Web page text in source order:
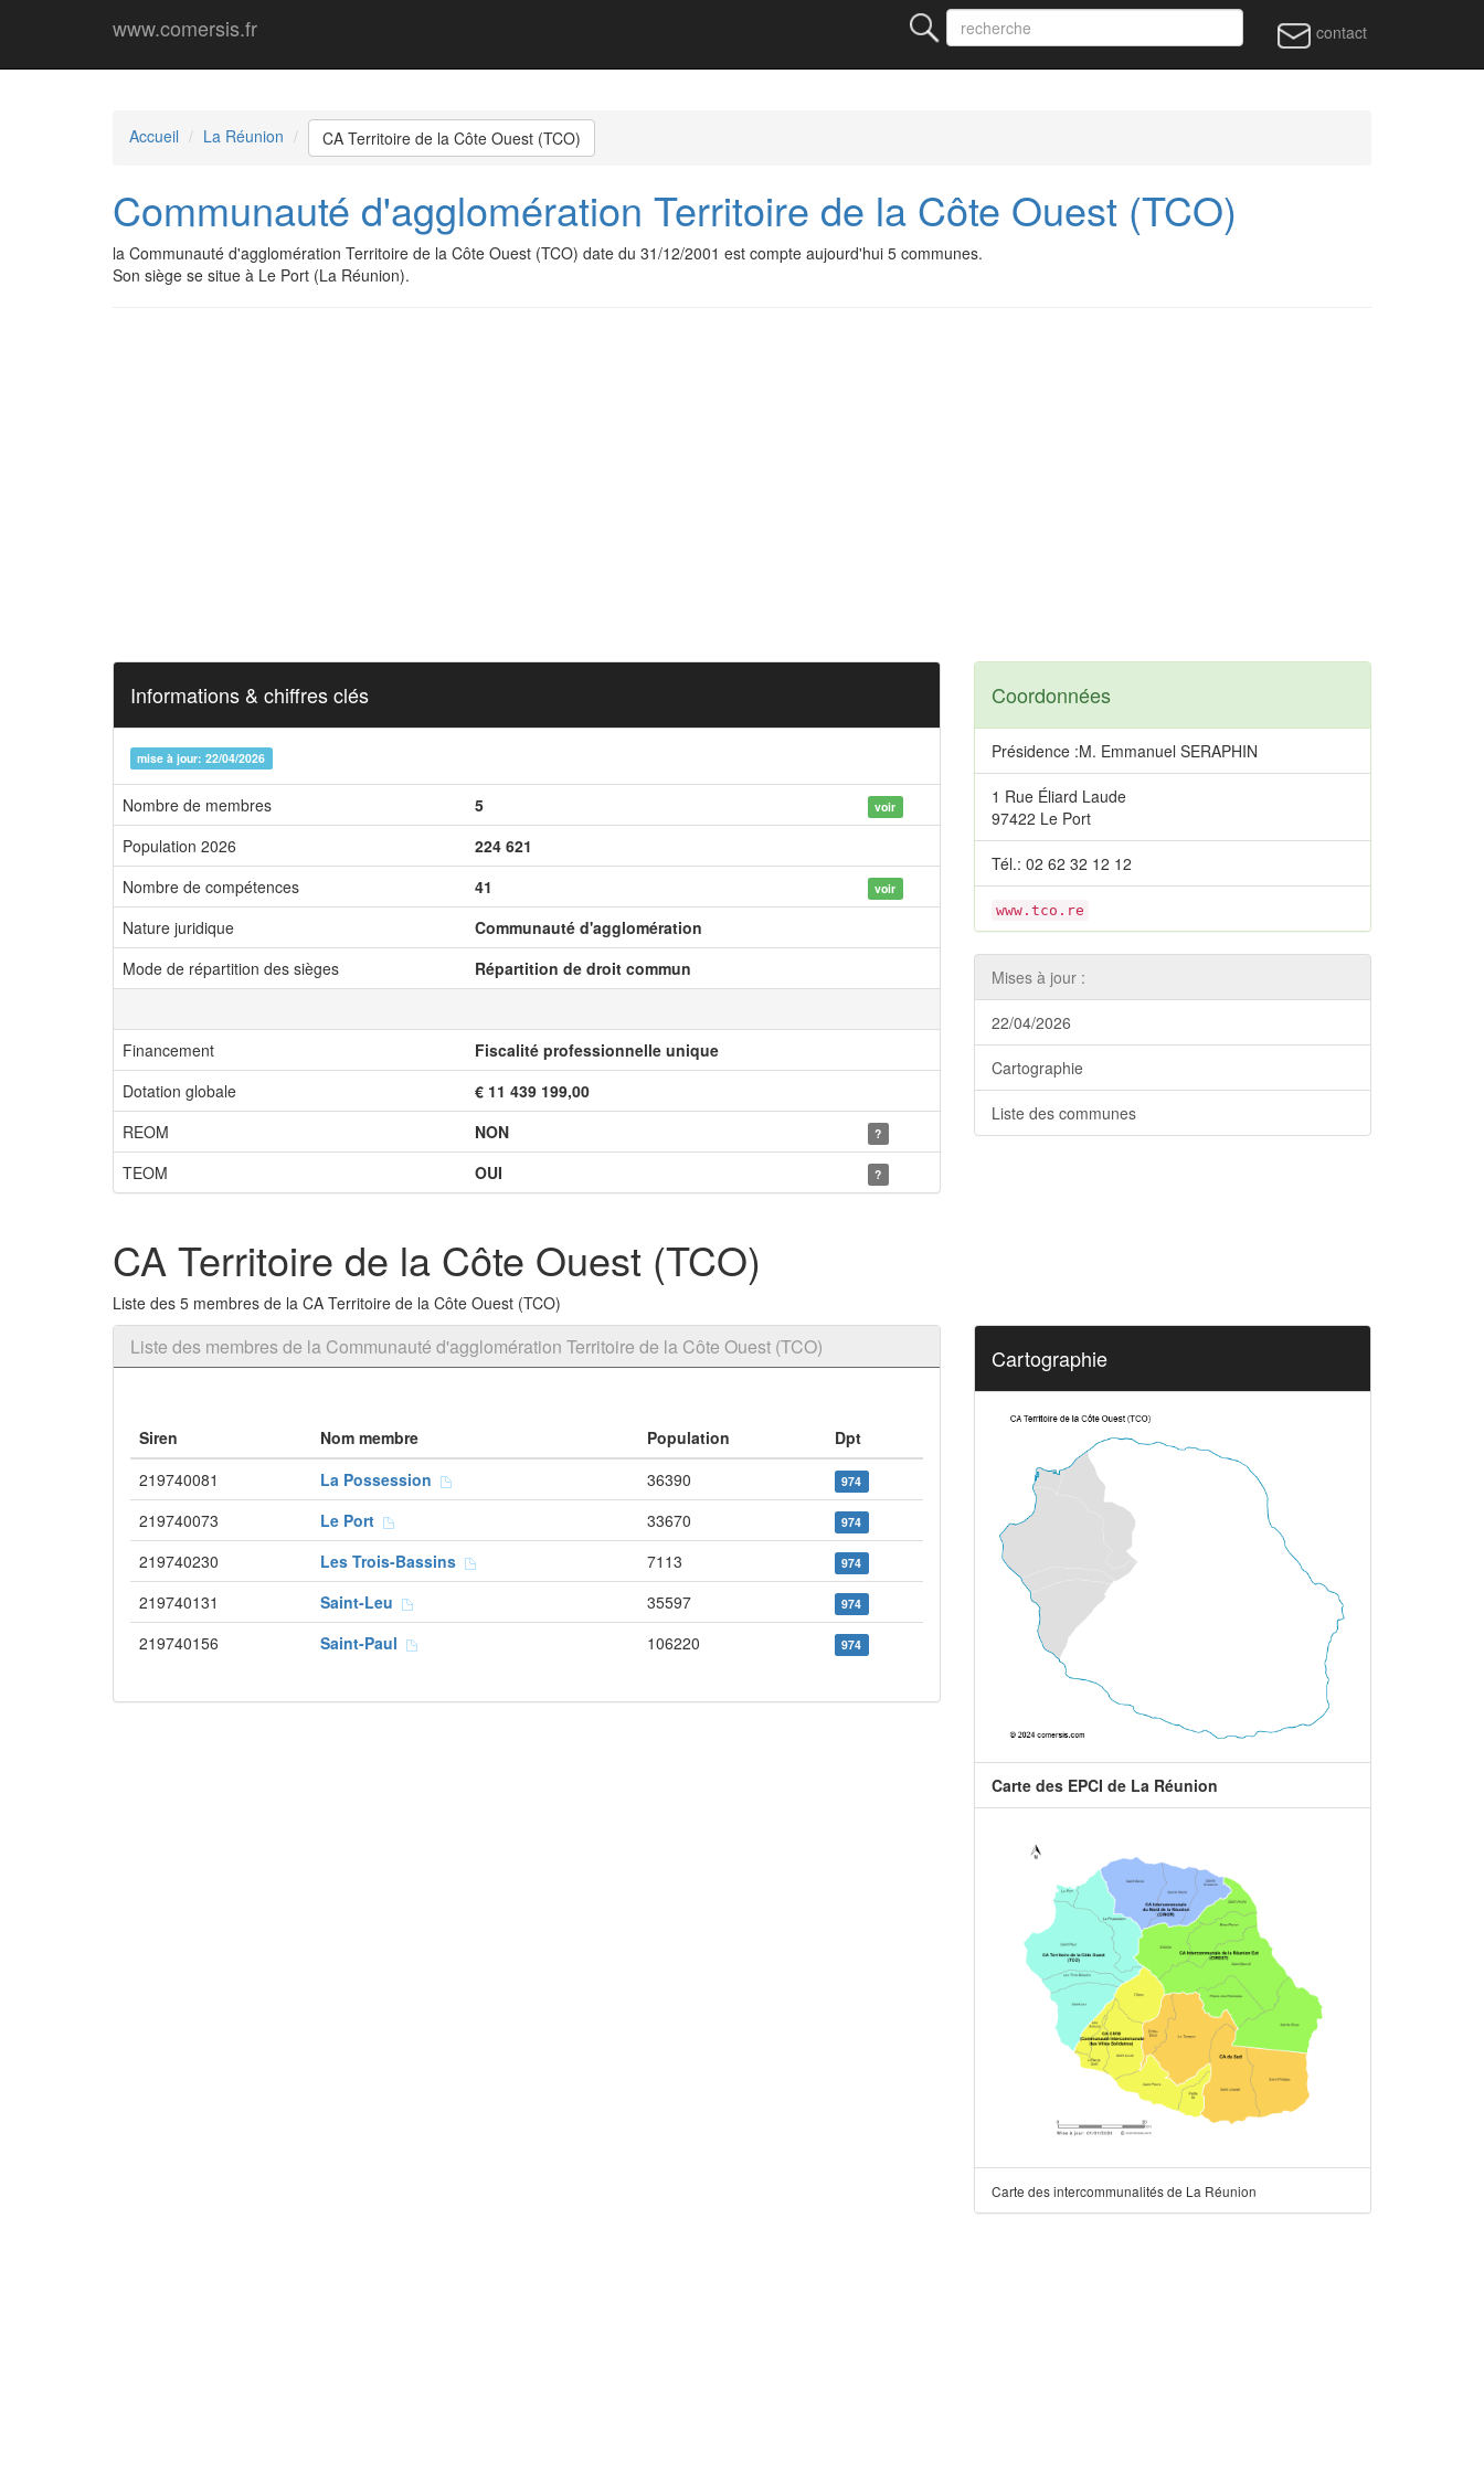
www.comersis.fr contact
Accueil La Réunion CA Territoire de la Côte Ouest (TCO)
Communauté d'agglomération Territoire de la Côte Ouest (TCO)
la Communauté d'agglomération Territoire de la Côte Ouest (TCO) date du 31/12/2001 est compte aujourd'hui 5 communes.
Son siège se situe à Le Port (La Réunion).
Informations & chiffres clés
mise à jour: 22/04/2026
Nombre de membres 5 voir
Population 2026
224 621
Nombre de compétences
41 voir
Nature juridique
Communauté d'agglomération
Mode de répartition des sièges
Répartition de droit commun
Financement
Fiscalité professionnelle unique
Dotation globale
€ 11 439 199,00
REOM
NON ?
TEOM OUI ?
Coordonnées
Présidence :M. Emmanuel SERAPHIN
1 Rue Éliard Laude
97422 Le Port
Tél.: 02 62 32 12 12
www.tco.re
Mises à jour :
22/04/2026
Cartographie
Liste des communes
CA Territoire de la Côte Ouest (TCO)
Liste des 5 membres de la CA Territoire de la Côte Ouest (TCO)
Liste des membres de la Communauté d'agglomération Territoire de la Côte Ouest (TCO)
Siren Nom membre Population
Dpt
219740081
La Possession 36390 974
219740073 Le Port 33670 974
219740230 Les Trois-Bassins 7113 974
219740131 Saint-Leu 35597 974
219740156 Saint-Paul 106220 974
Cartographie
Carte des EPCI de La Réunion
Carte des intercommunalités de La Réunion